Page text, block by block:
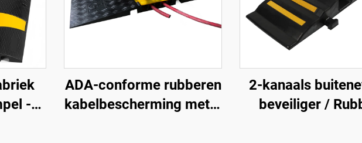
-
ADA-conforme rubberen
kabelbescherming met 5
2-kanaals
beveiliger /